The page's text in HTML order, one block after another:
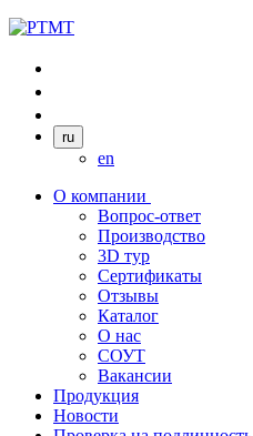
ru
en
О компании
Вопрос-ответ
Производство
3D тур
Сертификаты
Отзывы
Каталог
О нас
СОУТ
Вакансии
Продукция
Новости